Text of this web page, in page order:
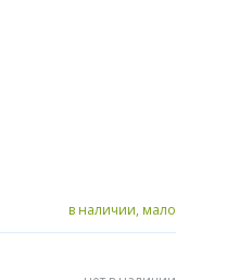
в наличии, мало